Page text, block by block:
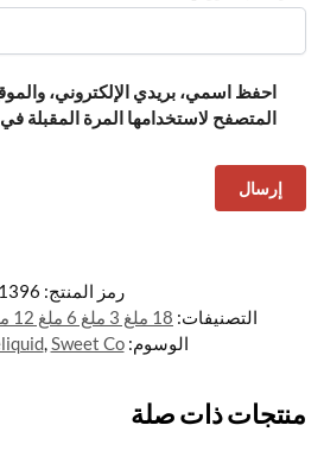
احفظ اسمي، بريدي الإلكتروني،
المتصفح لاستخدامها المرة المقبلة
رمز المنتج: 1396
التصنيفات: 18 ملغ 3 ملغ 6 ملغ 12 ملغ
الوسوم:
,Sweet Co.
منتجات ذات صلة